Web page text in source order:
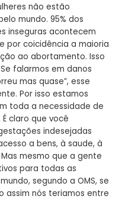
não estão
mundo. 95% dos
inseguras acontecem
por coicidência a maioria
ao abortamento. Isso
falarmos em danos
mas quase”, esse
Por isso estamos
toda a necessidade de
claro que você
indesejadas
a bens, à saude, à
mesmo que a gente
para todas as
segundo a OMS, se
assim nós teriamos entre